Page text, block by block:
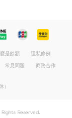
是餘額
隱私條例
常見問題
商務合作
）
Reserved.